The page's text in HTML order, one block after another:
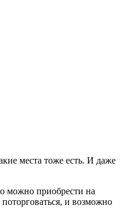
места тоже есть. И даже
можно приобрести на
и возможно